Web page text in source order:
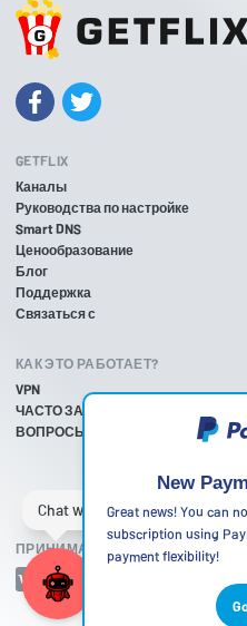
GETFLIX
Каналы
Руководства по настройке
Smart DNS
Ценообразование
Блог
Поддержка
Связаться с
КАК ЭТО РАБОТАЕТ?
VPN
ЧАСТО ЗАДАВАЕМЫЕ
ВОПРОСЫ
ПРИНИМАЕМЫЕ СПОСОБЫ
New
Great news! You can
subscription using
payment flexibility!